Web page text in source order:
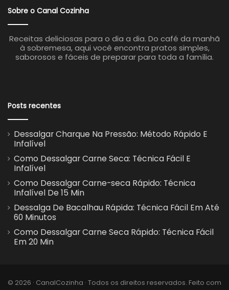
Sobre o Canal Cozinha
Receitas deliciosas para o dia a dia. Do café da manhã
à sobremesa, aqui você encontra pratos simples,
saborosos e fáceis de preparar para toda a família.
Posts recentes
Dessalgar Charque Na Pressão: Método Rápido E
Infalível
Como Dessalgar Carne Seca: Técnica Fácil E
Infalível
Como Dessalgar Carne-seca Rápido: Técnica
Infalível De 15 Min
Dessalga De Bacalhau Rápida: Técnica Fácil Em Até
60 Minutos
Como Dessalgar Carne Seca Rápido: Técnica Fácil
Em 20 Min
© 2026 · CanalCozinha · Todos os direitos reservados. Feito com